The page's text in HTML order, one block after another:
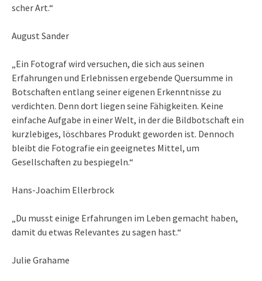
scher Art.“
August Sander
„Ein Fotograf wird versuchen, die sich aus seinen
Erfahrungen und Erlebnissen ergebende Quersumme in
Botschaften entlang seiner eigenen Erkenntnisse zu
verdichten. Denn dort liegen seine Fähigkeiten. Keine
einfache Aufgabe in einer Welt, in der die Bildbotschaft ein
kurzlebiges, löschbares Produkt geworden ist. Dennoch
bleibt die Fotografie ein geeignetes Mittel, um
Gesellschaften zu bespiegeln.“
Hans-Joachim Ellerbrock
„Du musst einige Erfahrungen im Leben gemacht haben,
damit du etwas Relevantes zu sagen hast.“
Julie Grahame